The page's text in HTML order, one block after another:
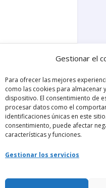
Gestionar el
Para ofrecer las mejores
como las cookies para almacenar
dispositivo. El consentimiento de
procesar datos como el
identificaciones únicas en este
consentimiento, puede afectar
características y funciones.
Gestionar los servicios